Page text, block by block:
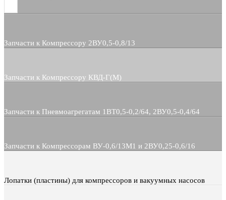
Запчасти к Компрессору 2ВУ0,5-0,8/13
Запчасти к Компрессору КВД-Г(М)
Запчасти к Пневмоагрегатам 1ВТ0,5-0,2/64, 2ВУ0,5-0,4/64
Запчасти к Компрессорам ВУ-0,6/13М1 и 2ВУ0,25-0,6/16
Лопатки (пластины) для компрессоров и вакуумных насосов